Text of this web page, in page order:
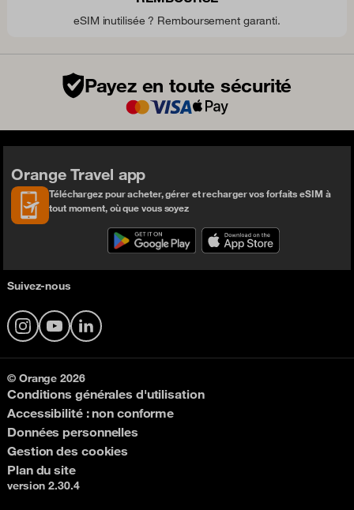
eSIM inutilisée ? Remboursement garanti.
Payez en toute sécurité
Orange Travel app
Téléchargez pour acheter, gérer et recharger vos forfaits eSIM à
tout moment, où que vous soyez
Suivez-nous
InstagramYouTubeLinkedIn
© Orange 2026
Conditions générales d'utilisation
Accessibilité : non conforme
Données personnelles
Gestion des cookies
Plan du site
version 2.30.4